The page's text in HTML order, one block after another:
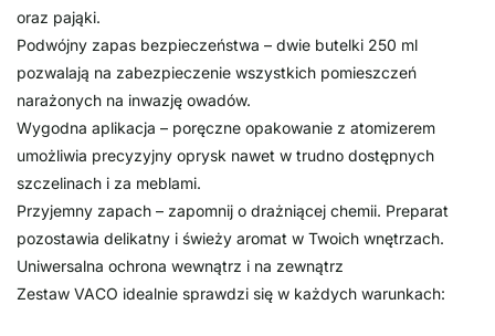
oraz pająki.
Podwójny zapas bezpieczeństwa – dwie butelki 250 ml
pozwalają na zabezpieczenie wszystkich pomieszczeń
narażonych na inwazję owadów.
Wygodna aplikacja – poręczne opakowanie z atomizerem
umożliwia precyzyjny oprysk nawet w trudno dostępnych
szczelinach i za meblami.
Przyjemny zapach – zapomnij o drażniącej chemii. Preparat
pozostawia delikatny i świeży aromat w Twoich wnętrzach.
Uniwersalna ochrona wewnątrz i na zewnątrz
Zestaw VACO idealnie sprawdzi się w każdych warunkach: